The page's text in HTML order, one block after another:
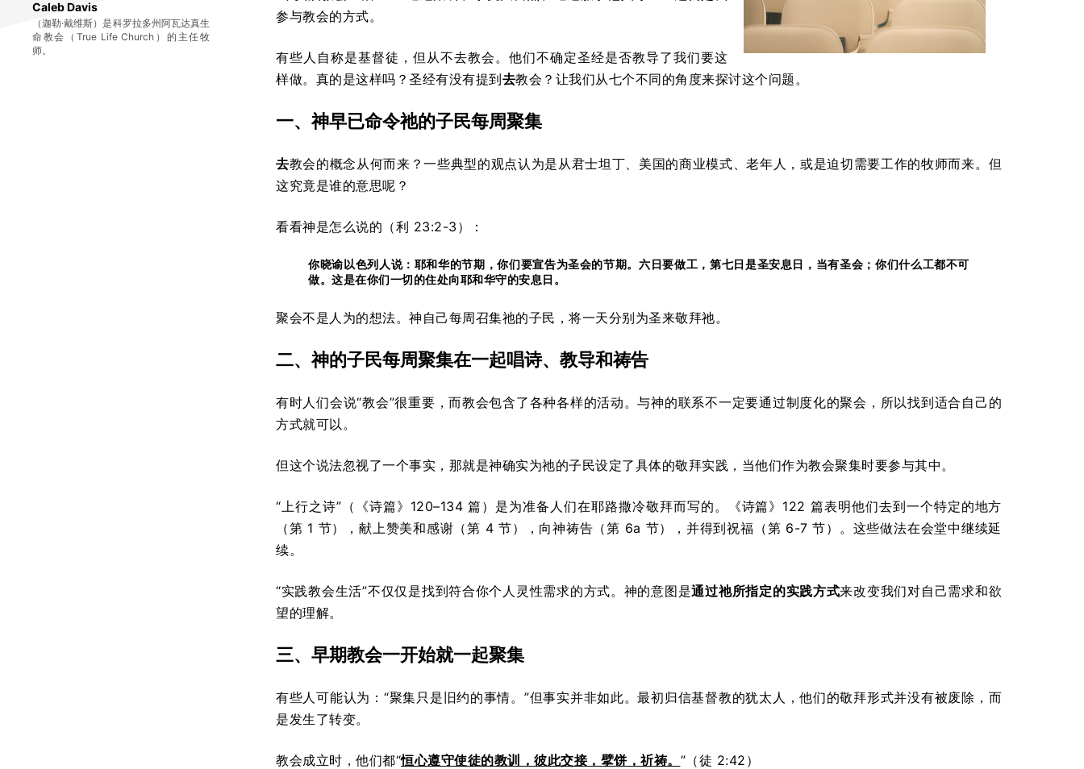
Caleb Davis
（迦勒·戴维斯）是科罗拉多州阿瓦达真生
命教会（True Life Church）的主任牧
师。
参与教会的方式。
有些人自称是基督徒，但从不去教会。他们不确定圣经是否教导了我们要这
样做。真的是这样吗？圣经有没有提到去教会？让我们从七个不同的角度来探讨这个问题。
一、神早已命令祂的子民每周聚集
去教会的概念从何而来？一些典型的观点认为是从君士坦丁、美国的商业模式、老年人，或是迫切需要工作的牧师而来。但
这究竟是谁的意思呢？
看看神是怎么说的 （利 23:2-3） ：
你晓谕以色列人说：耶和华的节期，你们要宣告为圣会的节期。六日要做工，第七日是圣安息日，当有圣会；你们什么工都不可
做。这是在你们一切的住处向耶和华守的安息日。
聚会不是人为的想法。神自己每周召集祂的子民，将一天分别为圣来敬拜祂。
二、神的子民每周聚集在一起唱诗、教导和祷告
有时人们会说“教会”很重要，而教会包含了各种各样的活动。与神的联系不一定要通过制度化的聚会，所以找到适合自己的
方式就可以。
但这个说法忽视了一个事实，那就是神确实为祂的子民设定了具体的敬拜实践，当他们作为教会聚集时要参与其中。
“上行之诗”（《诗篇》120–134 篇）是为准备人们在耶路撒冷敬拜而写的。《诗篇》122 篇表明他们去到一个特定的地方
（第 1 节），献上赞美和感谢（第 4 节），向神祷告（第 6a 节），并得到祝福（第 6-7 节）。这些做法在会堂中继续延
续。
“实践教会生活”不仅仅是找到符合你个人灵性需求的方式。神的意图是通过祂所指定的实践方式来改变我们对自己需求和欲
望的理解。
三、早期教会一开始就一起聚集
有些人可能认为：“聚集只是旧约的事情。”但事实并非如此。最初归信基督教的犹太人，他们的敬拜形式并没有被废除，而
是发生了转变。
教会成立时，他们都“恒心遵守使徒的教训，彼此交接，擘饼，祈祷。 ”（徒 2:42）